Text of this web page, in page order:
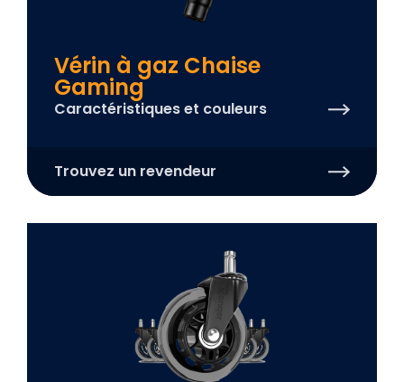
Vérin à gaz Chaise
Gaming
Caractéristiques et couleurs
Trouvez un revendeur